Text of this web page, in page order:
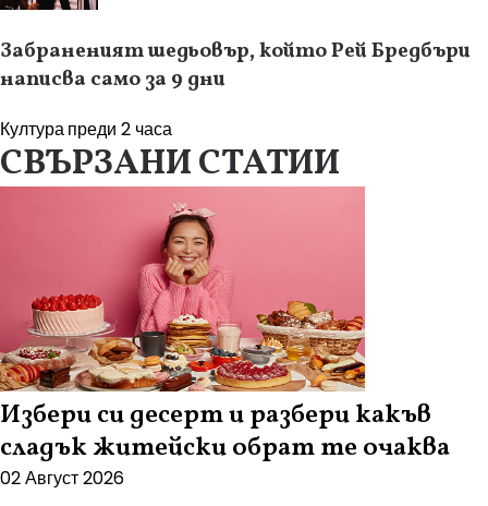
Забраненият шедьовър, който Рей Бредбъри
написва само за 9 дни
Културапреди 2 часа
СВЪРЗАНИ СТАТИИ
Избери си десерт и разбери какъв
сладък житейски обрат те очаква
02 Август 2026